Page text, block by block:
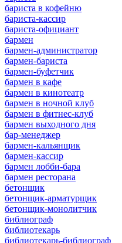
бариста в кофейню
бариста-кассир
бариста-официант
бармен
бармен-администратор
бармен-бариста
бармен-буфетчик
бармен в кафе
бармен в кинотеатр
бармен в ночной клуб
бармен в фитнес-клуб
бармен выходного дня
бар-менеджер
бармен-кальянщик
бармен-кассир
бармен лобби-бара
бармен ресторана
бетонщик
бетонщик-арматурщик
бетонщик-монолитчик
библиограф
библиотекарь
библиотекарь-библиограф